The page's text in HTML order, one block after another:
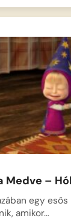
Medve –
egy esős
amikor…